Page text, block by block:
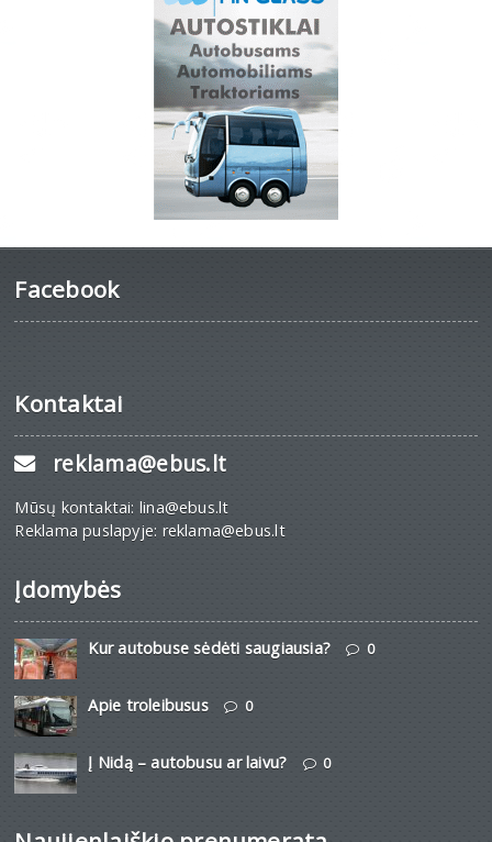
Facebook
Kontaktai
reklama@ebus.lt
Mūsų kontaktai: lina@ebus.lt
Reklama puslapyje: reklama@ebus.lt
Įdomybės
Kur autobuse sėdėti saugiausia? 0
Apie troleibusus 0
Į Nidą – autobusu ar laivu? 0